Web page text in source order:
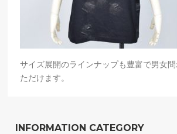
サイズ展開のラインナップも豊富で男女
ただけます。
INFORMATION CATEGORY